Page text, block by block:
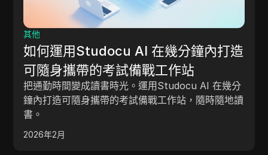
其他
如何運用Studocu AI 在幾分鐘內打造
可隨身攜帶的考試備戰工作站
把通勤時間變成讀書時光。運用Studocu AI 在幾分
鐘內打造可隨身攜帶的考試備戰工作站，隨時隨地讀
書。
2026年2月